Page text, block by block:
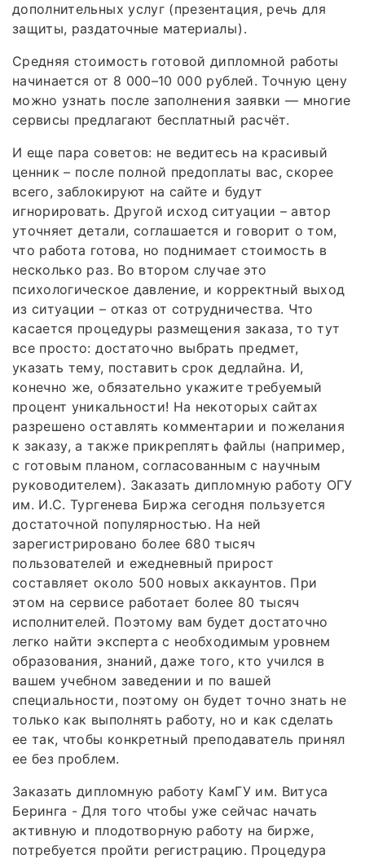
дополнительных услуг (презентация, речь для
защиты, раздаточные материалы).
Средняя стоимость готовой дипломной работы
начинается от 8 000–10 000 рублей. Точную цену
можно узнать после заполнения заявки — многие
сервисы предлагают бесплатный расчёт.
И еще пара советов: не ведитесь на красивый
ценник – после полной предоплаты вас, скорее
всего, заблокируют на сайте и будут
игнорировать. Другой исход ситуации – автор
уточняет детали, соглашается и говорит о том,
что работа готова, но поднимает стоимость в
несколько раз. Во втором случае это
психологическое давление, и корректный выход
из ситуации – отказ от сотрудничества. Что
касается процедуры размещения заказа, то тут
все просто: достаточно выбрать предмет,
указать тему, поставить срок дедлайна. И,
конечно же, обязательно укажите требуемый
процент уникальности! На некоторых сайтах
разрешено оставлять комментарии и пожелания
к заказу, а также прикреплять файлы (например,
с готовым планом, согласованным с научным
руководителем). Заказать дипломную работу ОГУ
им. И.С. Тургенева Биржа сегодня пользуется
достаточной популярностью. На ней
зарегистрировано более 680 тысяч
пользователей и ежедневный прирост
составляет около 500 новых аккаунтов. При
этом на сервисе работает более 80 тысяч
исполнителей. Поэтому вам будет достаточно
легко найти эксперта с необходимым уровнем
образования, знаний, даже того, кто учился в
вашем учебном заведении и по вашей
специальности, поэтому он будет точно знать не
только как выполнять работу, но и как сделать
ее так, чтобы конкретный преподаватель принял
ее без проблем.
Заказать дипломную работу КамГУ им. Витуса
Беринга - Для того чтобы уже сейчас начать
активную и плодотворную работу на бирже,
потребуется пройти регистрацию. Процедура